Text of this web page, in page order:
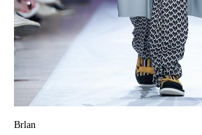
Brlan